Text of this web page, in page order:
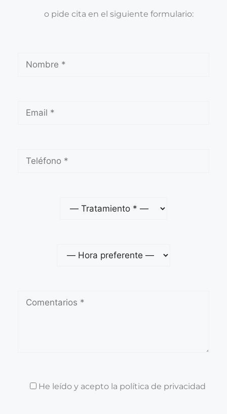
o pide cita en el siguiente formulario:
He leído y acepto la política de privacidad